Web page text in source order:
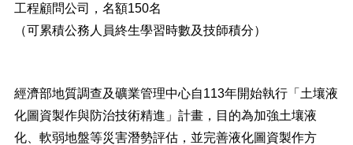
工程顧問公司，名額150名
（可累積公務人員終生學習時數及技師積分）
經濟部地質調查及礦業管理中心自113年開始執行「土壤液
化圖資製作與防治技術精進」計畫，目的為加強土壤液
化、軟弱地盤等災害潛勢評估，並完善液化圖資製作方